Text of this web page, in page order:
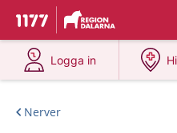
Till startsidan för 1177
Du har valt region
Logga in
på 1177.se
Nerver